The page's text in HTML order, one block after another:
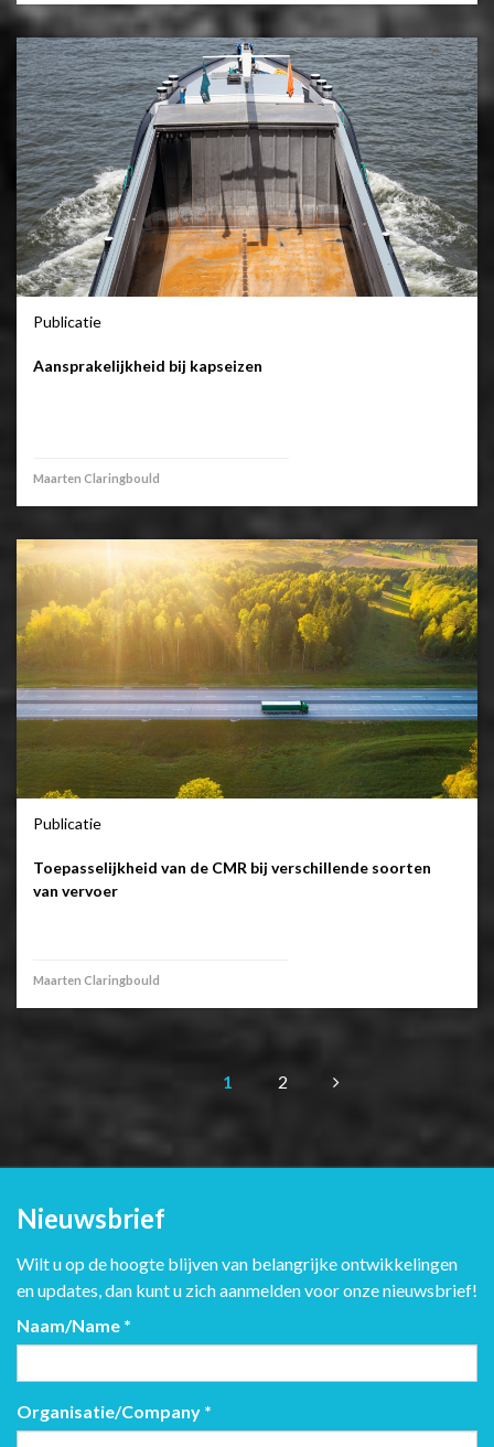
Publicatie
Aansprakelijkheid bij kapseizen
Maarten Claringbould
Publicatie
Toepasselijkheid van de CMR bij verschillende soorten
van vervoer
Maarten Claringbould
1 2
Nieuwsbrief
Wilt u op de hoogte blijven van belangrijke ontwikkelingen
en updates, dan kunt u zich aanmelden voor onze nieuwsbrief!
Naam/Name *
Organisatie/Company *